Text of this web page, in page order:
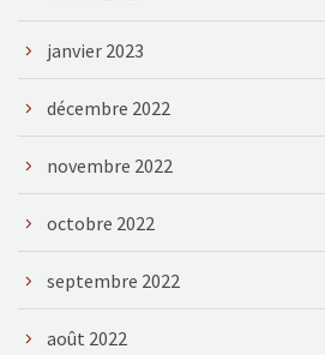
janvier 2023
décembre 2022
novembre 2022
octobre 2022
septembre 2022
août 2022